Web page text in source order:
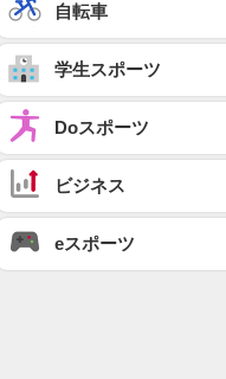
自転車
学生スポーツ
Doスポーツ
ビジネス
eスポーツ